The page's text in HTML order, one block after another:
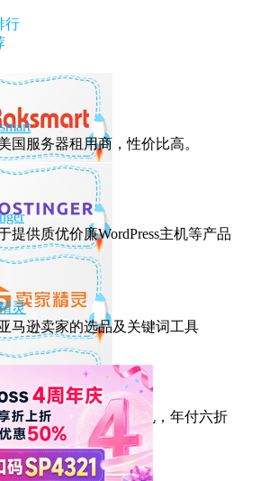
行
国服务器租用商，性价比高。
提供质优价廉WordPress主机等产品
灵
马逊卖家的选品及关键词工具
出众的高性价比美国主机，年付六折